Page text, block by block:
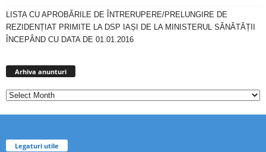
LISTA CU APROBĂRILE DE ÎNTRERUPERE/PRELUNGIRE DE
REZIDENȚIAT PRIMITE LA DSP IAȘI DE LA MINISTERUL SĂNĂTĂȚII
ÎNCEPÂND CU DATA DE 01.01.2016
Arhiva anunturi
Legaturi utile